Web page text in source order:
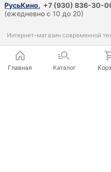
РусьКино, +7 (930) 836-30-
(ежедневно с 10 до 20)
Интернет-магазин современной
Главная Каталог